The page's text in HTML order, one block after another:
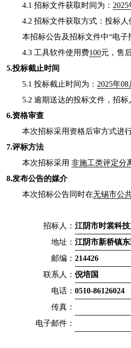
4.1 招标文件获取时间为： 2025
4.2 招标文件获取方式：投标
本招标公告及招标文件中“电子
4.3 工具软件使用费100元，售
5.投标截止时间
5.1 投标截止时间为： 2025年
5.2 逾期送达的投标文件，招标
6.资格审查
本次招标采用资格后审方式进
7.评标方法
本次招标采用 非施工类评定分
8.发布公告的媒介
本次招标公告同时在无锡市公
招标人： 江阴市时裳科
地址： 江阴市新桥镇
邮编： 214426
联系人： 倪培国
电话： 0510-86126024
传真：
电子邮件：